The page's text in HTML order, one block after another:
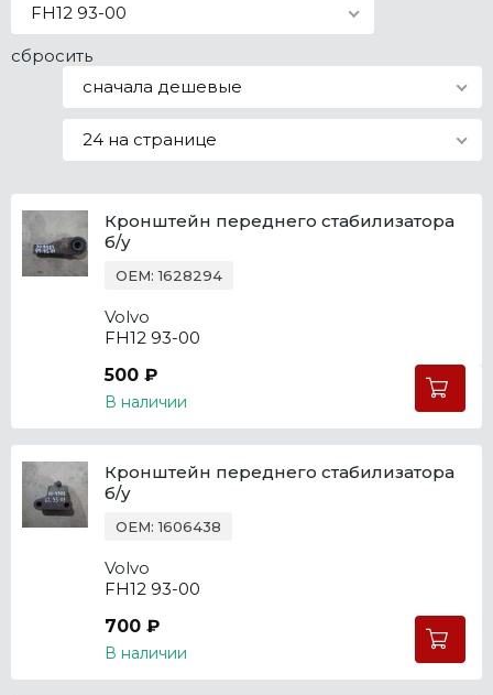
FH12 93-00
сбросить
сначала дешевые
24 на странице
Кронштейн переднего стабилизатора
б/у
OEM: 1628294
Volvo
FH12 93-00
500 ₽
В наличии
Кронштейн переднего стабилизатора
б/у
OEM: 1606438
Volvo
FH12 93-00
700 ₽
В наличии